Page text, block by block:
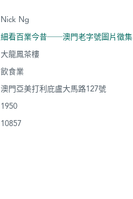
Nick Ng
細看百業今昔──澳門老字號圖片徵集
大龍鳳茶樓
飲食業
澳門亞美打利庇盧大馬路127號
1950
10857